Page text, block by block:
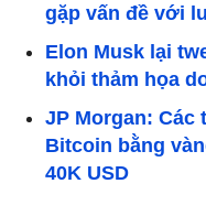
gặp vấn đề với
Elon Musk lại
khỏi thảm họa
JP Morgan: Các
Bitcoin bằng
40K USD